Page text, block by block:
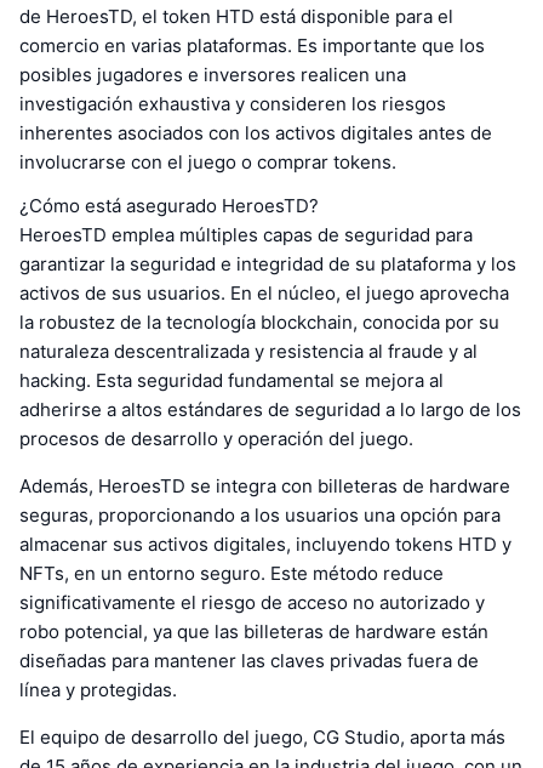
de HeroesTD, el token HTD está disponible para el
comercio en varias plataformas. Es importante que los
posibles jugadores e inversores realicen una
investigación exhaustiva y consideren los riesgos
inherentes asociados con los activos digitales antes de
involucrarse con el juego o comprar tokens.
¿Cómo está asegurado HeroesTD?
HeroesTD emplea múltiples capas de seguridad para
garantizar la seguridad e integridad de su plataforma y los
activos de sus usuarios. En el núcleo, el juego aprovecha
la robustez de la tecnología blockchain, conocida por su
naturaleza descentralizada y resistencia al fraude y al
hacking. Esta seguridad fundamental se mejora al
adherirse a altos estándares de seguridad a lo largo de los
procesos de desarrollo y operación del juego.
Además, HeroesTD se integra con billeteras de hardware
seguras, proporcionando a los usuarios una opción para
almacenar sus activos digitales, incluyendo tokens HTD y
NFTs, en un entorno seguro. Este método reduce
significativamente el riesgo de acceso no autorizado y
robo potencial, ya que las billeteras de hardware están
diseñadas para mantener las claves privadas fuera de
línea y protegidas.
El equipo de desarrollo del juego, CG Studio, aporta más